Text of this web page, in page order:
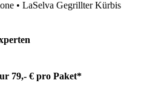
• LaSelva Gegrillter Kürbis
79,- € pro Paket*